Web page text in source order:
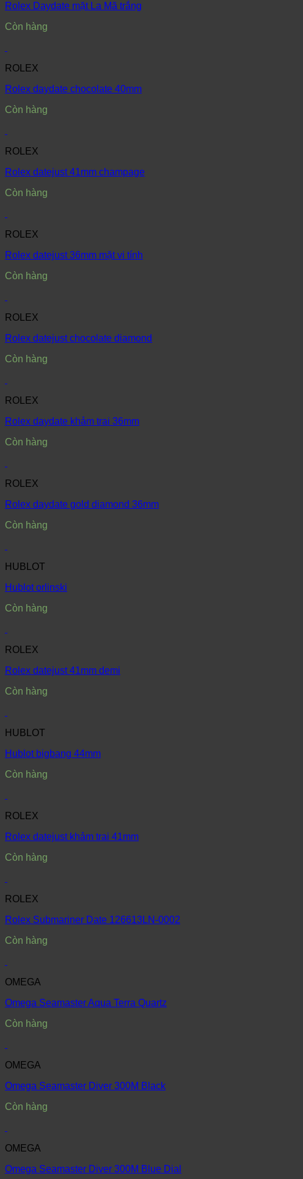
Rolex Daydate mặt La Mã trắng
Còn hàng
ROLEX
Rolex daydate chocolate 40mm
Còn hàng
ROLEX
Rolex datejust 41mm champage
Còn hàng
ROLEX
Rolex datejust 36mm mặt vi tính
Còn hàng
ROLEX
Rolex datejust chocolate diamond
Còn hàng
ROLEX
Rolex daydate khảm trai 36mm
Còn hàng
ROLEX
Rolex daydate gold diamond 36mm
Còn hàng
HUBLOT
Hublot orlinski
Còn hàng
ROLEX
Rolex datejust 41mm demi
Còn hàng
HUBLOT
Hublot bigbang 44mm
Còn hàng
ROLEX
Rolex datejust khảm trai 41mm
Còn hàng
ROLEX
Rolex Submariner Date 126613LN-0002
Còn hàng
OMEGA
Omega Seamaster Aqua Terra Quartz
Còn hàng
OMEGA
Omega Seamaster Diver 300M Black
Còn hàng
OMEGA
Omega Seamaster Diver 300M Blue Dial